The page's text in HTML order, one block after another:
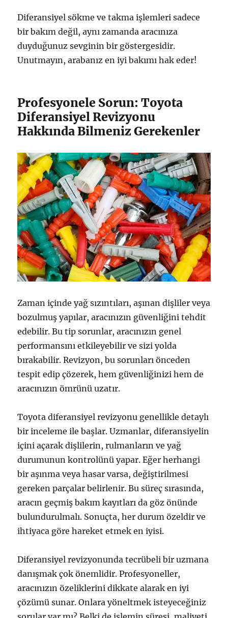
Diferansiyel sökme ve takma işlemleri sadece
bir bakım değil, aynı zamanda aracınıza
duyduğunuz sevginin bir göstergesidir.
Unutmayın, arabanız en iyi bakımı hak eder!
Profesyonele Sorun: Toyota
Diferansiyel Revizyonu
Hakkında Bilmeniz Gerekenler
Zaman içinde yağ sızıntıları, aşınan dişliler veya
bozulmuş yapılar, aracınızın güvenliğini tehdit
edebilir. Bu tip sorunlar, aracınızın genel
performansını etkileyebilir ve sizi yolda
bırakabilir. Revizyon, bu sorunları önceden
tespit edip çözerek, hem güvenliğinizi hem de
aracınızın ömrünü uzatır.
Toyota diferansiyel revizyonu genellikle detaylı
bir inceleme ile başlar. Uzmanlar, diferansiyelin
içini açarak dişlilerin, rulmanların ve yağ
durumunun kontrolünü yapar. Eğer herhangi
bir aşınma veya hasar varsa, değiştirilmesi
gereken parçalar belirlenir. Bu süreç sırasında,
aracın geçmiş bakım kayıtları da göz önünde
bulundurulmalı. Sonuçta, her durum özeldir ve
ihtiyaca göre hareket etmek en iyisi.
Diferansiyel revizyonunda tecrübeli bir uzmana
danışmak çok önemlidir. Profesyoneller,
aracınızın özeliklerini dikkate alarak en iyi
çözümü sunar. Onlara yöneltmek isteyeceğiniz